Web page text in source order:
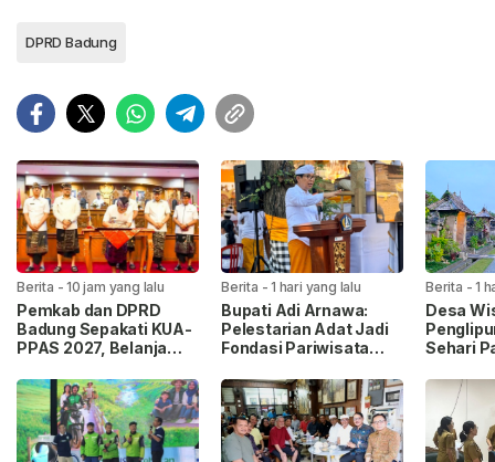
DPRD Badung
Berita -10 jam yang lalu
Pemkab dan DPRD
Badung Sepakati KUA-
PPAS 2027, Belanja
Triliun
Berita -1 hari yang lalu
Bupati Adi Arnawa:
Pelestarian Adat Jadi
Fondasi Pariwisata
Berita -1
Desa
Sehari
Hormati
Melasti